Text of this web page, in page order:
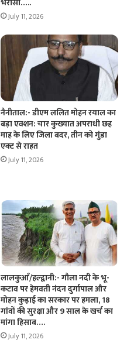
भरोसा…..
July 11, 2026
नैनीताल:- डीएम ललित मोहन रयाल का
बड़ा एक्शन: चार कुख्यात अपराधी छह
माह के लिए जिला बदर, तीन को गुंडा
एक्ट से राहत
July 11, 2026
लालकुआँ/हल्द्वानी:- गौला नदी के भू-
कटाव पर हेमवती नंदन दुर्गापाल और
मोहन कुड़ाई का सरकार पर हमला, 18
गांवों की सुरक्षा और 9 साल के खर्च का
मांगा हिसाब….
July 11, 2026